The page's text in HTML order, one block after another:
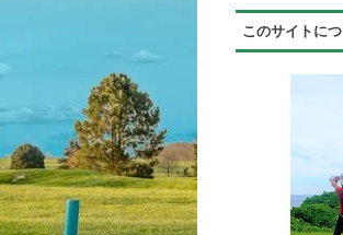
このサイトに